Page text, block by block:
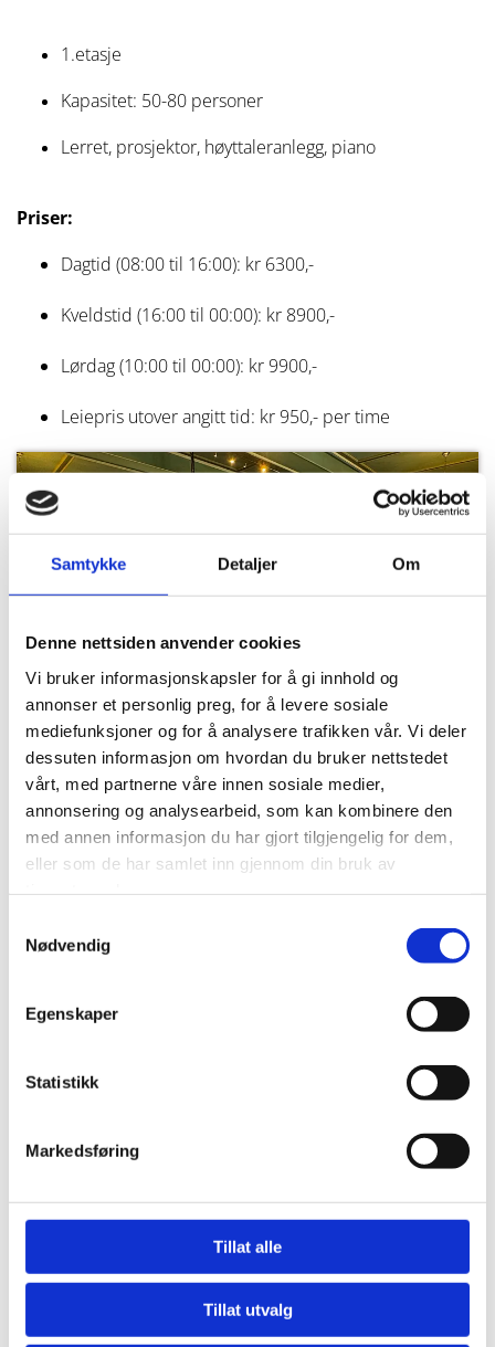
Samtykke Detaljer Om
Denne nettsiden anvender cookies
Vi bruker informasjonskapsler for å gi innhold og
annonser et personlig preg, for å levere sosiale
mediefunksjoner og for å analysere trafikken vår. Vi deler
dessuten informasjon om hvordan du bruker nettstedet
vårt, med partnerne våre innen sosiale medier,
annonsering og analysearbeid, som kan kombinere den
med annen informasjon du har gjort tilgjengelig for dem,
eller som de har samlet inn gjennom din bruk av
Nødvendig
Egenskaper
Statistikk
Markedsføring
Tillat alle
Tillat utvalg
1.etasje
Kapasitet: 50-80 personer
Lerret, prosjektor, høyttaleranlegg, piano
Priser:
Dagtid (08:00 til 16:00): kr 6300,-
Kveldstid (16:00 til 00:00): kr 8900,-
Lørdag (10:00 til 00:00): kr 9900,-
Leiepris utover angitt tid: kr 950,- per time